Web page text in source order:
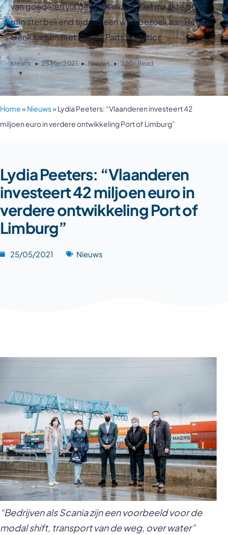
van goederen via de binnenvaart. Dat maakte de
minister bekend tijdens een werkbezoek aan Haven
Genk samen met Scania Parts Logistics.
kreatix 25 Mei 2021 Nieuws 2 Min Read
Home»Nieuws»Lydia Peeters: “Vlaanderen investeert 42
miljoen euro in verdere ontwikkeling Port of Limburg”
Lydia Peeters: “Vlaanderen
investeert 42 miljoen euro in
verdere ontwikkeling Port of
Limburg”
25/05/2021 Nieuws
“Bedrijven als Scania zijn een voorbeeld voor de
modal shift, transport van de weg, over water”